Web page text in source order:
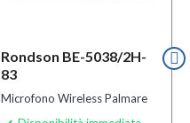
Rondson BE-5038/2H-
83
Microfono Wireless Palmare